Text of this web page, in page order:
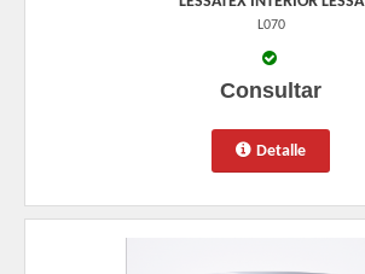
L070
Consultar
Detalle